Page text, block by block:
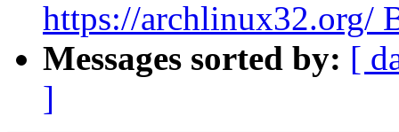
https://archlinux32.org/
Messages sorted by: [
]